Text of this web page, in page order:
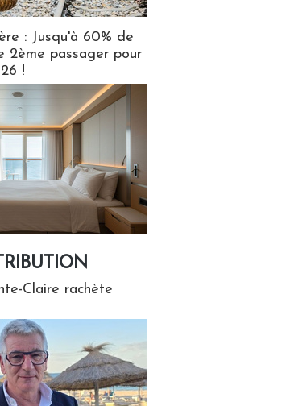
: Jusqu'à 60% de
2ème passager pour
!
Claire rachète